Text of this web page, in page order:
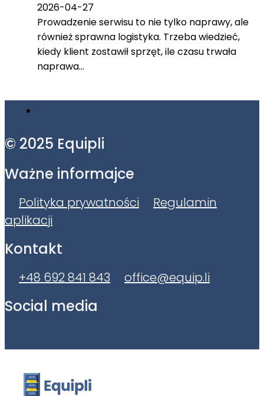
2026-04-27
Prowadzenie serwisu to nie tylko naprawy, ale
również sprawna logistyka. Trzeba wiedzieć,
kiedy klient zostawił sprzęt, ile czasu trwała
naprawa…
© 2025 Equipli
Ważne informajce
Polityka prywatności
Regulamin
aplikacji
Kontakt
+48 692 841 843 office@equip.li
Social media